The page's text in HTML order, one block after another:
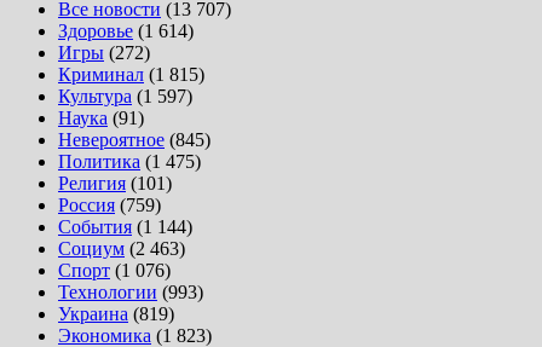
Все новости (13 707)
Здоровье (1 614)
Игры (272)
Криминал (1 815)
Культура (1 597)
Наука (91)
Невероятное (845)
Политика (1 475)
Религия (101)
Россия (759)
События (1 144)
Социум (2 463)
Спорт (1 076)
Технологии (993)
Украина (819)
Экономика (1 823)